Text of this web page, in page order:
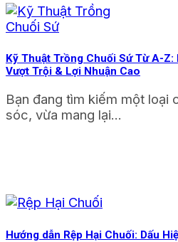
Kỹ Thuật Trồng Chuối Sứ Từ A-Z:
Vượt Trội & Lợi Nhuận Cao
Bạn đang tìm kiếm một loại
sóc, vừa mang lại...
Hướng dẫn Rệp Hại Chuối: Dấu